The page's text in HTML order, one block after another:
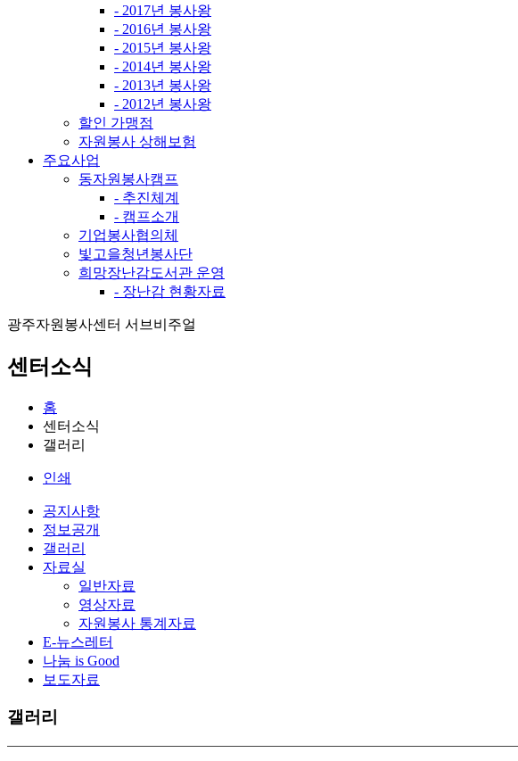
- 2017년 봉사왕
- 2016년 봉사왕
- 2015년 봉사왕
- 2014년 봉사왕
- 2013년 봉사왕
- 2012년 봉사왕
할인 가맹점
자원봉사 상해보험
주요사업
동자원봉사캠프
- 추진체계
- 캠프소개
기업봉사협의체
빛고을청년봉사단
희망장난감도서관 운영
- 장난감 현황자료
광주자원봉사센터 서브비주얼
센터소식
홈
센터소식
갤러리
인쇄
공지사항
정보공개
갤러리
자료실
일반자료
영상자료
자원봉사 통계자료
E-뉴스레터
나눔 is Good
보도자료
갤러리